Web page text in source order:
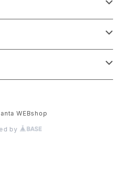
WEBshop
by